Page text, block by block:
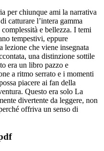
per chiunque ami la narrativa
catturare l’intera gamma
e bellezza. I temi
tempestivi, eppure
lezione che viene insegnata
una distinzione sottile
era un libro pazzo e
a ritmo serrato e i momenti
piacere ai fan della
Questo era solo La
divertente da leggere, non
offriva un senso di